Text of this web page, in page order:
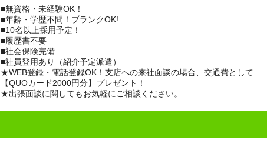
■無資格・未経験OK！
■年齢・学歴不問！ブランクOK!
■10名以上採用予定！
■履歴書不要
■社会保険完備
■社員登用あり（紹介予定派遣）
★WEB登録・電話登録OK！支店への来社面談の場合、交通費として
【QUOカード2000円分】プレゼント！
★出張面談に関してもお気軽にご相談ください。